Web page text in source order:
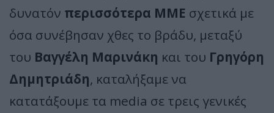
δυνατόν περισσότερα ΜΜΕ σχετικά με
όσα συνέβησαν χθες το βράδυ, μεταξύ
του Βαγγέλη Μαρινάκη και του Γρηγόρη
Δημητριάδη, καταλήξαμε να
κατατάξουμε τα media σε τρεις γενικές